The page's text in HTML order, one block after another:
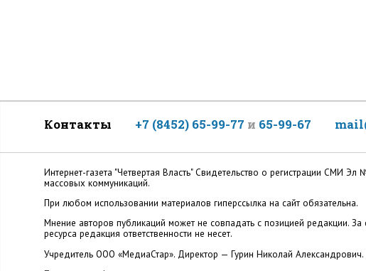
Контакты +7 (8452) 65-99-77 и 65-99-67
Интернет-газета "Четвертая Власть" Cвидетельство о регистрации
массовых коммуникаций.
При любом использовании материалов гиперссылка на сайт обязательна.
Мнение авторов публикаций может не совпадать с позицией редакции.
ресурса редакция ответственности не несет.
Учредитель ООО «МедиаСтар». Директор — Гурин Николай